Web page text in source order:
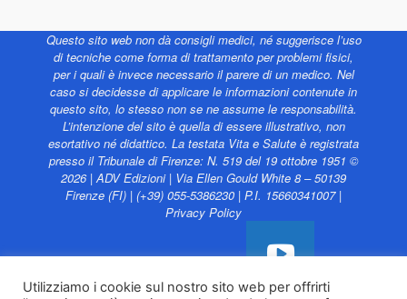
Questo sito web non dà consigli medici, né suggerisce l’uso
di tecniche come forma di trattamento per problemi fisici,
per i quali è invece necessario il parere di un medico. Nel
caso si decidesse di applicare le informazioni contenute in
questo sito, lo stesso non se ne assume le responsabilità.
L’intenzione del sito è quella di essere illustrativo, non
esortativo né didattico. La testata Vita e Salute è registrata
presso il Tribunale di Firenze: N. 519 del 19 ottobre 1951 ©
2026 | ADV Edizioni | Via Ellen Gould White 8 – 50139
Firenze (FI) | (+39) 055-5386230 | P.I. 15660341007 |
Privacy Policy
Utilizziamo i cookie sul nostro sito web per offrirti